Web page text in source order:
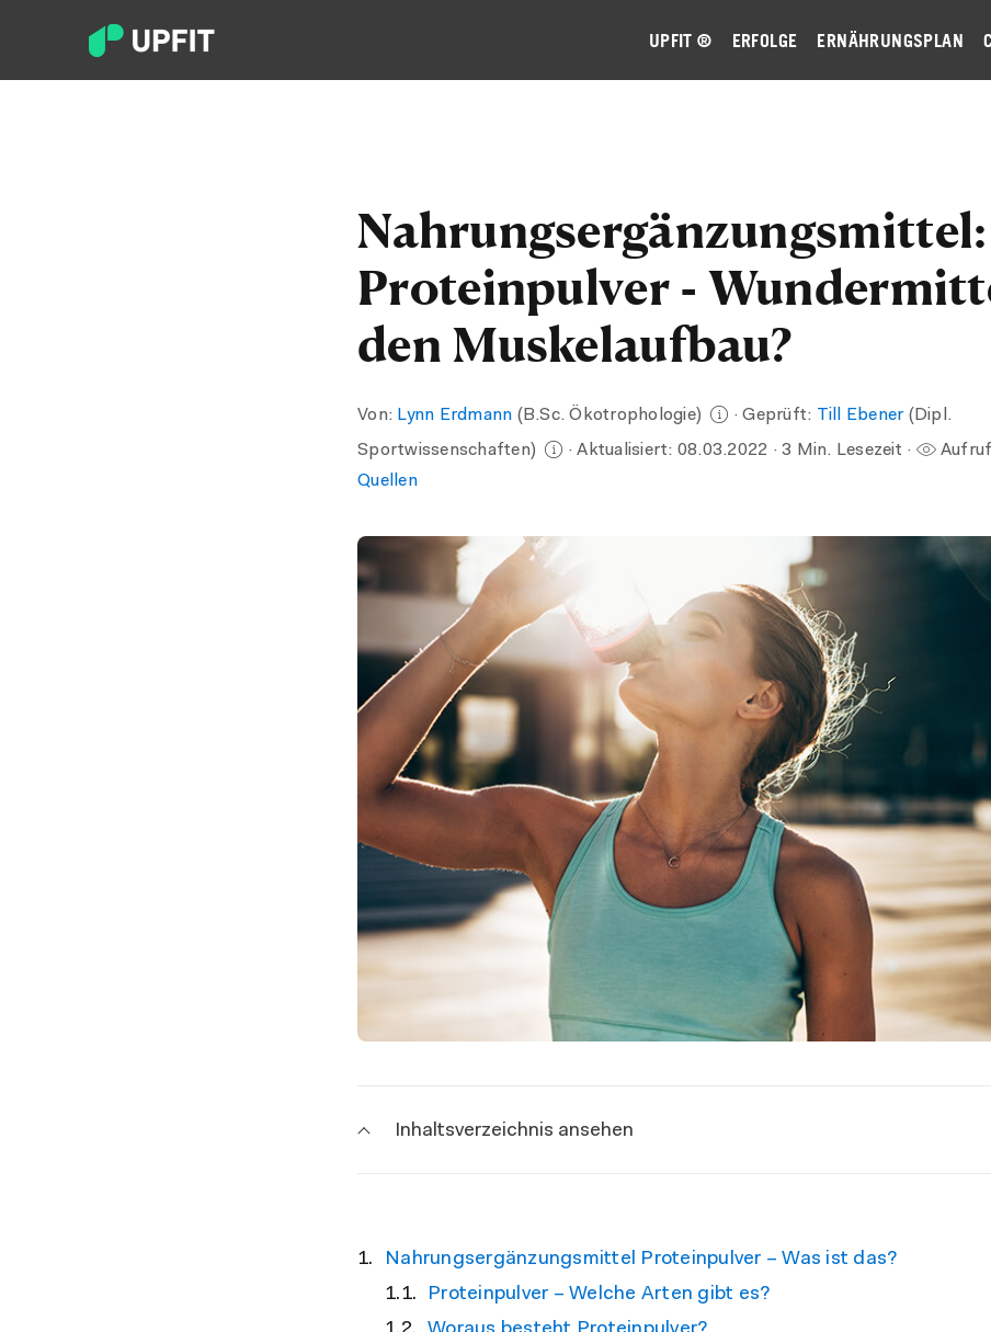
UPFIT ® ERFOLGE ERNÄHRUNGSPLAN
Nahrungsergänzungsmittel:
Proteinpulver -
den Muskelaufbau?
Von: Lynn Erdmann (B.Sc. Ökotrophologie) · Geprüft: Till Ebener(Dipl.
Sportwissenschaften)
· Aktualisiert: 08.03.2022 · 3 Min. Lesezeit ·
Quellen
Inhaltsverzeichnis ansehen
Nahrungsergänzungsmittel Proteinpulver – Was ist das?
Proteinpulver – Welche Arten gibt es?